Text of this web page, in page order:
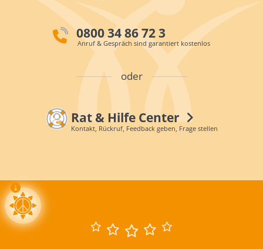
0800 34 86 72 3
Anruf & Gespräch sind garantiert kostenlos
oder
Rat & Hilfe Center
Kontakt, Rückruf, Feedback geben, Frage stellen